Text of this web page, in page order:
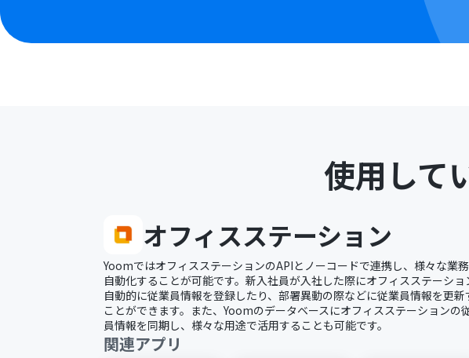
使用して
オフィスステーション
YoomではオフィスステーションのAPIとノーコードで連携し、様々な業
自動化することが可能です。新入社員が入社した際にオフィスステーショ
自動的に従業員情報を登録したり、部署異動の際などに従業員情報を更新
ことができます。また、Yoomのデータベースにオフィスステーションの
員情報を同期し、様々な用途で活用することも可能です。
関連アプリ